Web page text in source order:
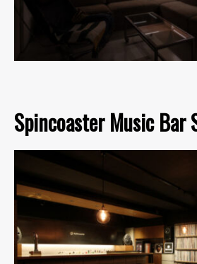
Spincoaster Music Bar